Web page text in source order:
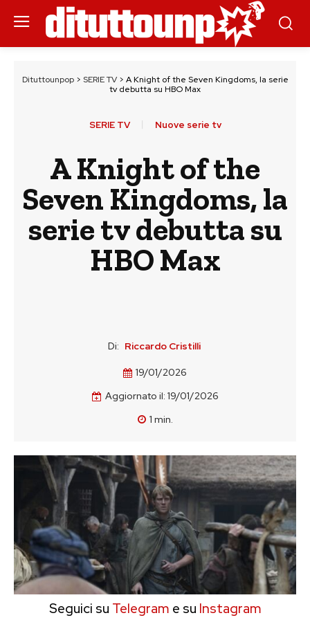
Dituttounpop> SERIE TV> A Knight of the Seven Kingdoms, la serie
tv debutta su HBO Max
SERIE TV Nuove serie tv
A Knight of the
Seven Kingdoms, la
serie tv debutta su
HBO Max
Di: Riccardo Cristilli
19/01/2026
Aggiornato il: 19/01/2026
1 min.
Seguici su Telegram e su Instagram